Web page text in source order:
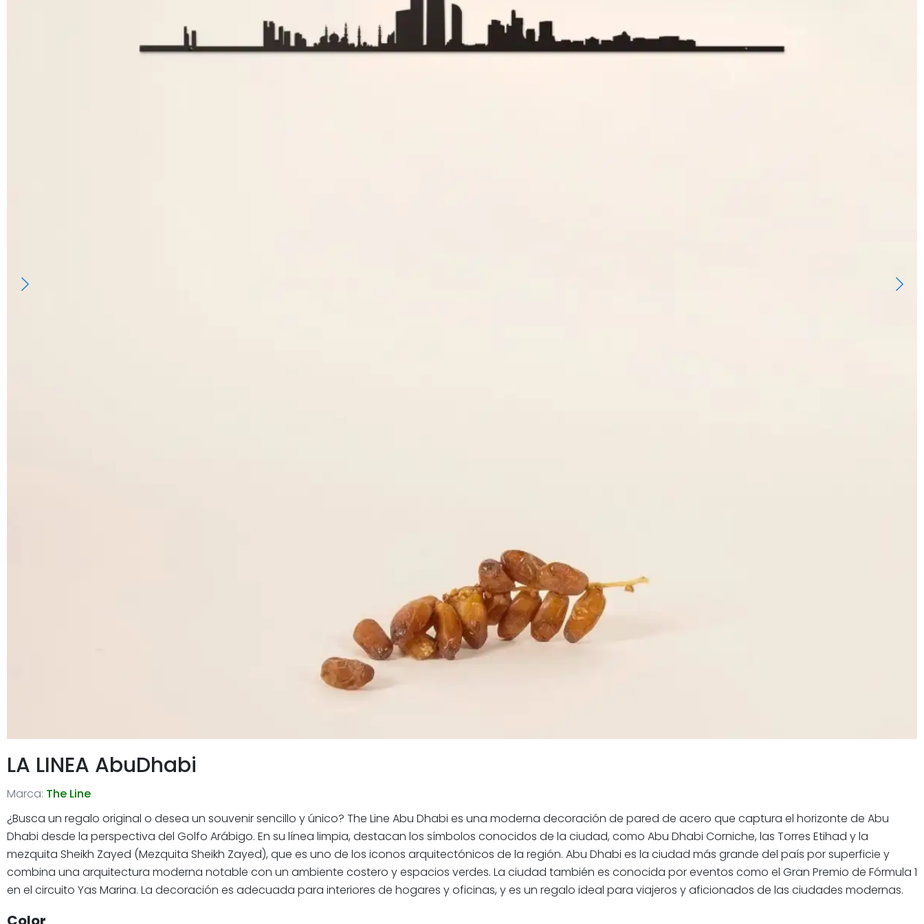
LA LINEA AbuDhabi
Marca: The Line
¿Busca un regalo original o desea un souvenir sencillo y único? The Line Abu Dhabi es una moderna decoración de pared de acero que captura el horizonte de Abu
Dhabi desde la perspectiva del Golfo Arábigo. En su línea limpia, destacan los símbolos conocidos de la ciudad, como Abu Dhabi Corniche, las Torres Etihad y la
mezquita Sheikh Zayed (Mezquita Sheikh Zayed), que es uno de los iconos arquitectónicos de la región. Abu Dhabi es la ciudad más grande del país por superficie y
combina una arquitectura moderna notable con un ambiente costero y espacios verdes. La ciudad también es conocida por eventos como el Gran Premio de Fórmula 1
en el circuito Yas Marina. La decoración es adecuada para interiores de hogares y oficinas, y es un regalo ideal para viajeros y aficionados de las ciudades modernas.